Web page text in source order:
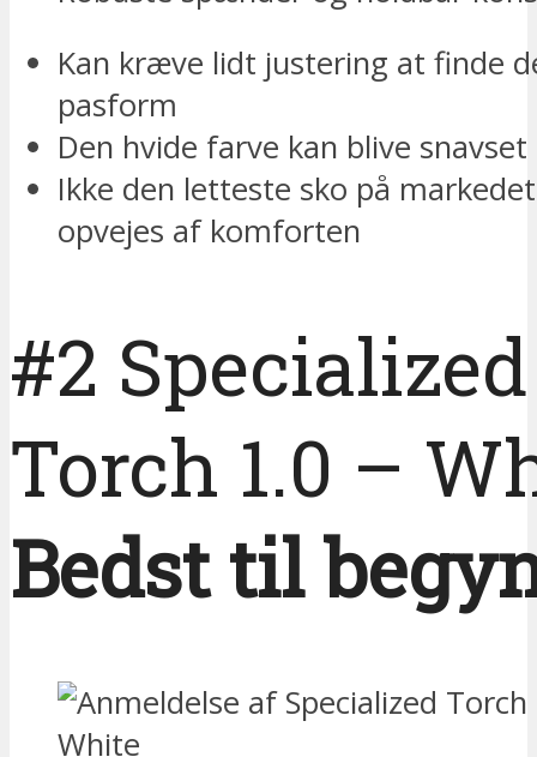
Kan kræve lidt justering at finde
pasform
Den hvide farve kan blive
Ikke den letteste sko på
opvejes af komforten
#2 Specialized
Torch 1.0 –
Bedst til